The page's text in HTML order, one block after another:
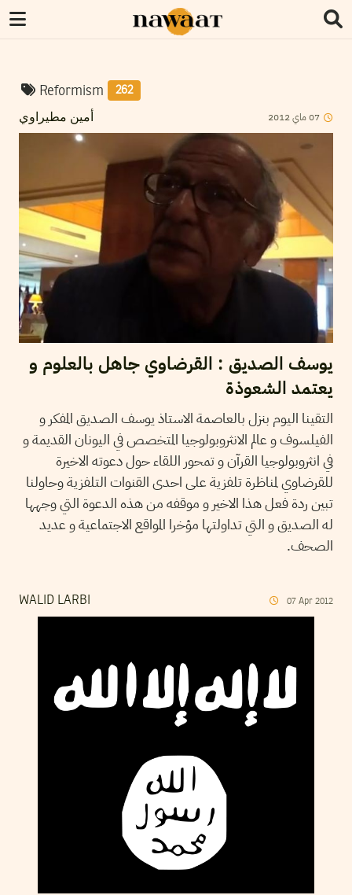
Reformism 262
أمين مطيراوي 07ماي2012
يوسف الصديق : القرضاوي جاهل بالعلوم و
يعتمد الشعوذة
التقينا اليوم بنزل بالعاصمة الاستاذ يوسف الصديق المفكر و
الفيلسوف و عالم الانثروبولوجيا المتخصص في اليونان القديمة و
في انثروبولوجيا القرآن و تمحور اللقاء حول دعوته الاخيرة
للقرضاوي لمناظرة تلفزية على احدى القنوات التلفزية وحاولنا
تبين ردة فعل هذا الاخير و موقفه من هذه الدعوة التي وجهها
له الصديق و التي تداولتها مؤخرا المواقع الاجتماعية و عديد
الصحف.
WALID LARBI 07 Apr 2012